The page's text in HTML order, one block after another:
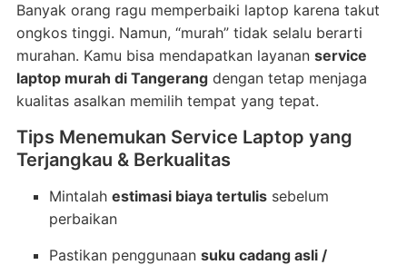
Banyak orang ragu memperbaiki laptop karena takut
ongkos tinggi. Namun, “murah” tidak selalu berarti
murahan. Kamu bisa mendapatkan layanan service
laptop murah di Tangerangdengan tetap menjaga
kualitas asalkan memilih tempat yang tepat.
Tips Menemukan Service Laptop yang
Terjangkau & Berkualitas
Mintalah estimasi biaya tertulissebelum
perbaikan
Pastikan penggunaan suku cadang asli /